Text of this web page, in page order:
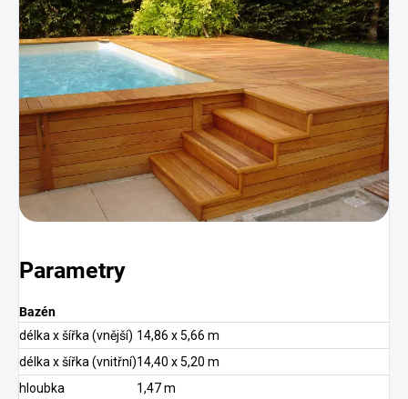
Parametry
Bazén
délka x šířka (vnější) 14,86 x 5,66 m
délka x šířka (vnitřní)14,40 x 5,20 m
hloubka
1,47 m